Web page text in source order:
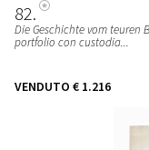
82
Die Geschichte vom teuren
portfolio con custodia...
VENDUTO € 1.216